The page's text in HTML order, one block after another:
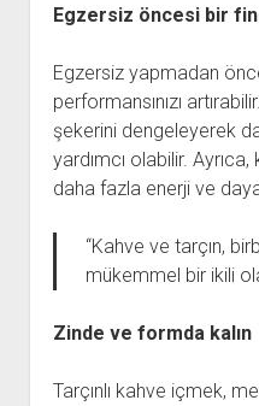
Egzersiz öncesi bir
Egzersiz yapmadan
performansınızı
şekerini dengeleyerek
yardımcı olabilir.
daha fazla enerji ve
“Kahve ve tarçın,
mükemmel bir ikili
Zinde ve formda kalın
Tarçınlı kahve içmek,